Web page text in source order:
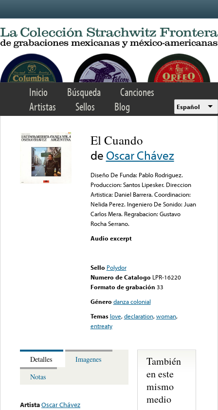
Inicio Búsqueda
Canciones
Artistas
Sellos Blog Español
El Cuando
de Oscar Chávez
Diseño De Funda: Pablo Rodriguez.
Produccion: Santos Lipesker. Direccion
Artistica: Daniel Barrera. Coordinacion:
Nelida Perez. Ingeniero De Sonido: Juan
Carlos Mera. Regrabacion: Gustavo
Rocha Serrano.
Audio excerpt
Sello Polydor
Numero de Catalogo LPR-16220
Formato de grabación 33
Género danza colonial
Temas love,declaration,woman,
entreaty
Detalles
Imagenes
Notas
ArtistaOscar Chávez
También
en este
mismo
medio